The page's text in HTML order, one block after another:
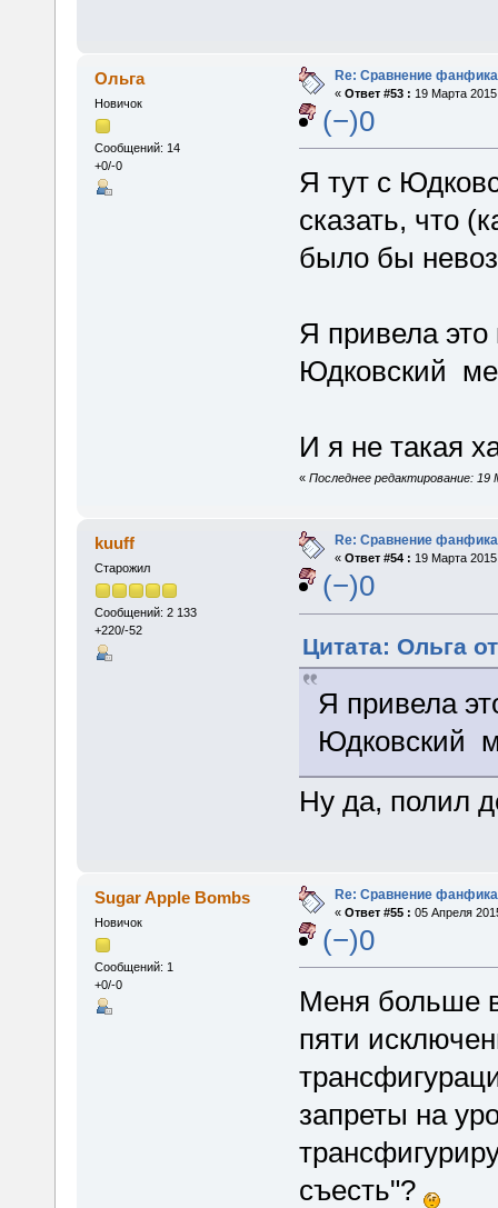
Ольга
Новичок
Сообщений: 14
+0/-0
Re: Сравнение
« Ответ #53 : 19 Марта
(−)0
Я тут с
сказать, что
было бы
Я привела
Юдковский
И я не такая
« Последнее редактирование:
kuuff
Старожил
Сообщений: 2 133
+220/-52
Re: Сравнение
« Ответ #54 : 19 Марта
(−)0
Цитата: Ольга
Я привела
Юдковский
Ну да, полил
Sugar Apple Bombs
Новичок
Сообщений: 1
+0/-0
Re: Сравнение
« Ответ #55 : 05 Апреля
(−)0
Меня больше
пяти
запреты на
съесть"?